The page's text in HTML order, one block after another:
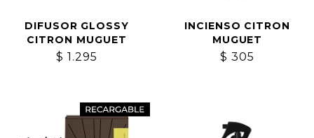
DIFUSOR GLOSSY
CITRON MUGUET
$ 1.295
INCIENSO CITRON
MUGUET
$ 305